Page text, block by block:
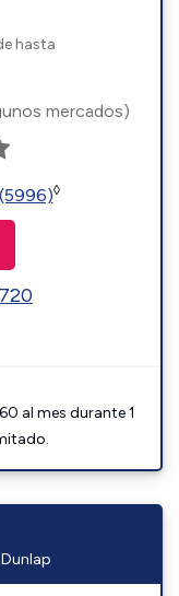
hasta
mercados)
◊
al mes durante 1